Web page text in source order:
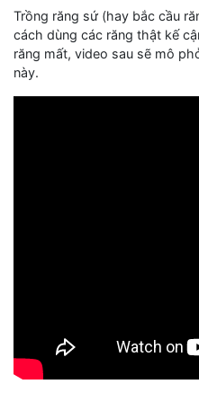
Trồng răng sứ (hay bắc cầu
cách dùng các răng thật kế
răng mất, video sau sẽ mô
này.